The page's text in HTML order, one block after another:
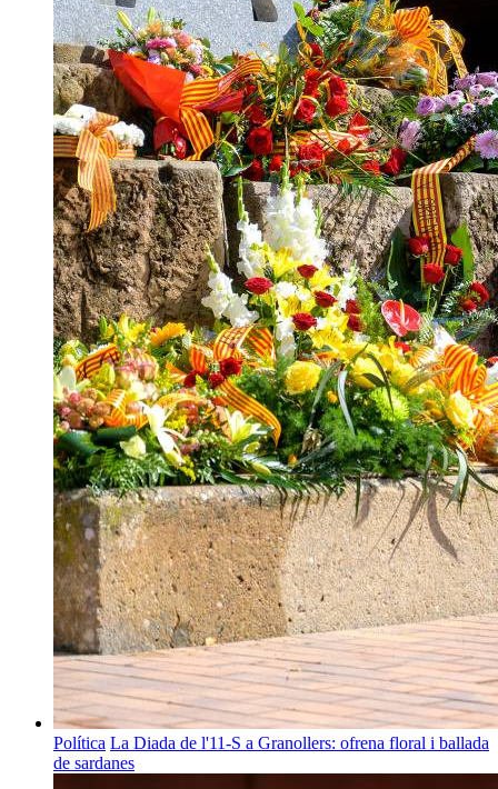
Política La Diada de l'11-S a Granollers: ofrena floral i ballada
de sardanes